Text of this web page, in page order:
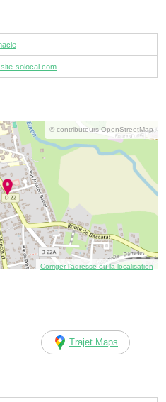
solocal.com
© contributeurs OpenStreetMap
Corriger l’adresse ou la localisation
Trajet Maps